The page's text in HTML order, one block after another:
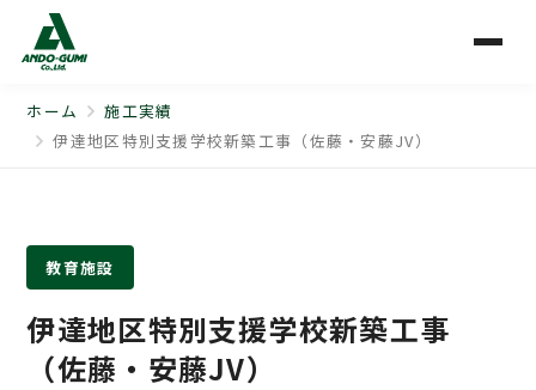
ホーム
施工実績
伊達地区特別支援学校新築工事（佐藤・安藤JV）
教育施設
伊達地区特別支援学校新築工事
（佐藤・安藤JV）